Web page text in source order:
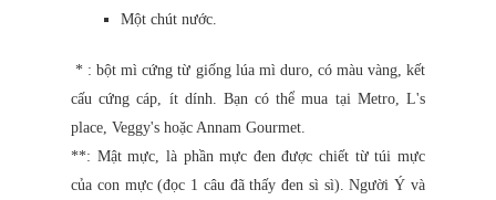
Một chút nước.
* : bột mì cứng từ giống lúa mì duro, có màu vàng, kết
cấu cứng cáp, ít dính. Bạn có thể mua tại Metro, L's
place, Veggy's hoặc Annam Gourmet.
**: Mật mực, là phần mực đen được chiết từ túi mực
của con mực (đọc 1 câu đã thấy đen sì sì). Người Ý và